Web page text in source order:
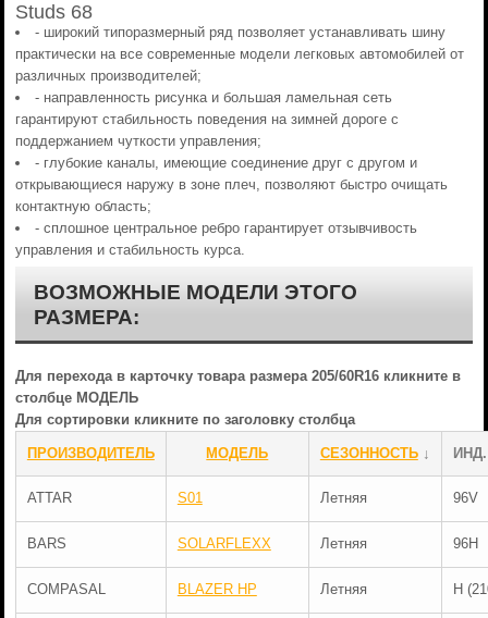
Studs 68
- широкий типоразмерный ряд позволяет устанавливать шину
практически на все современные модели легковых автомобилей от
различных производителей;
- направленность рисунка и большая ламельная сеть
гарантируют стабильность поведения на зимней дороге с
поддержанием чуткости управления;
- глубокие каналы, имеющие соединение друг с другом и
открывающиеся наружу в зоне плеч, позволяют быстро очищать
контактную область;
- сплошное центральное ребро гарантирует отзывчивость
управления и стабильность курса.
ВОЗМОЖНЫЕ МОДЕЛИ ЭТОГО
РАЗМЕРА:
Для перехода в карточку товара размера 205/60R16 кликните в
столбце МОДЕЛЬ
Для сортировки кликните по заголовку столбца
ПРОИЗВОДИТЕЛЬ МОДЕЛЬ СЕЗОННОСТЬ↓
ATTAR S01 Летняя 96V
BARS SOLARFLEXX Летняя 96H
COMPASAL BLAZER HP Летняя H